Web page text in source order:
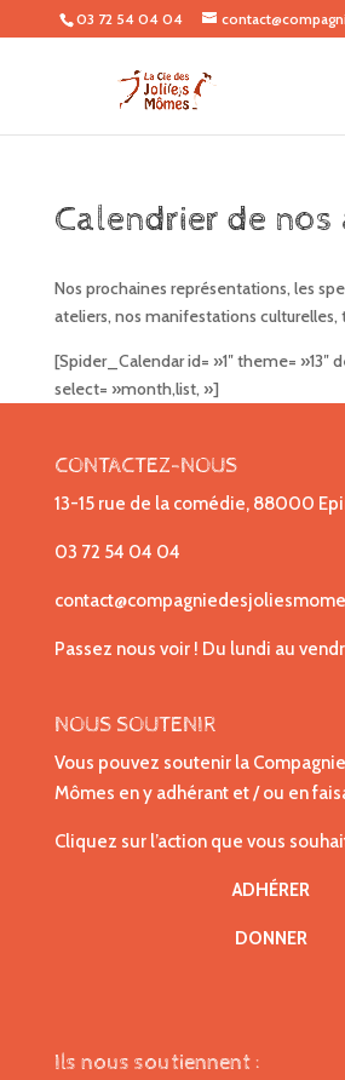
03 72 54 04 04
Calendrier de nos
Nos prochaines représentations, les
ateliers, nos manifestations culturelles,
[Spider_Calendar id= »1″ theme= »13″
select= »month,list, »]
CONTACTEZ-NOUS
13-15 rue de la comédie, 88000
03 72 54 04 04
Passez nous voir ! Du lundi au
NOUS SOUTENIR
Vous pouvez soutenir la
Mômes en y adhérant et / ou en
Cliquez sur l’action que vous
ADHÉRER
DONNER
Ils nous soutiennent :